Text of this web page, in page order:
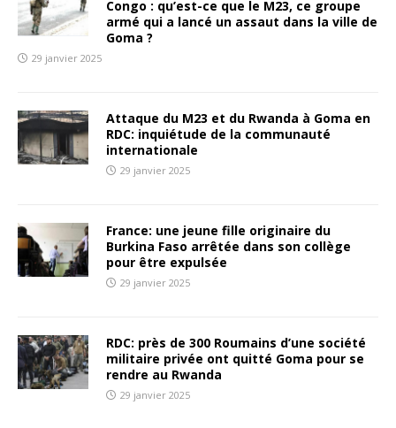
Congo : qu’est-ce que le M23, ce groupe
armé qui a lancé un assaut dans la ville de
Goma ?
29 janvier 2025
Attaque du M23 et du Rwanda à Goma en
RDC: inquiétude de la communauté
internationale
29 janvier 2025
France: une jeune fille originaire du
Burkina Faso arrêtée dans son collège
pour être expulsée
29 janvier 2025
RDC: près de 300 Roumains d’une société
militaire privée ont quitté Goma pour se
rendre au Rwanda
29 janvier 2025